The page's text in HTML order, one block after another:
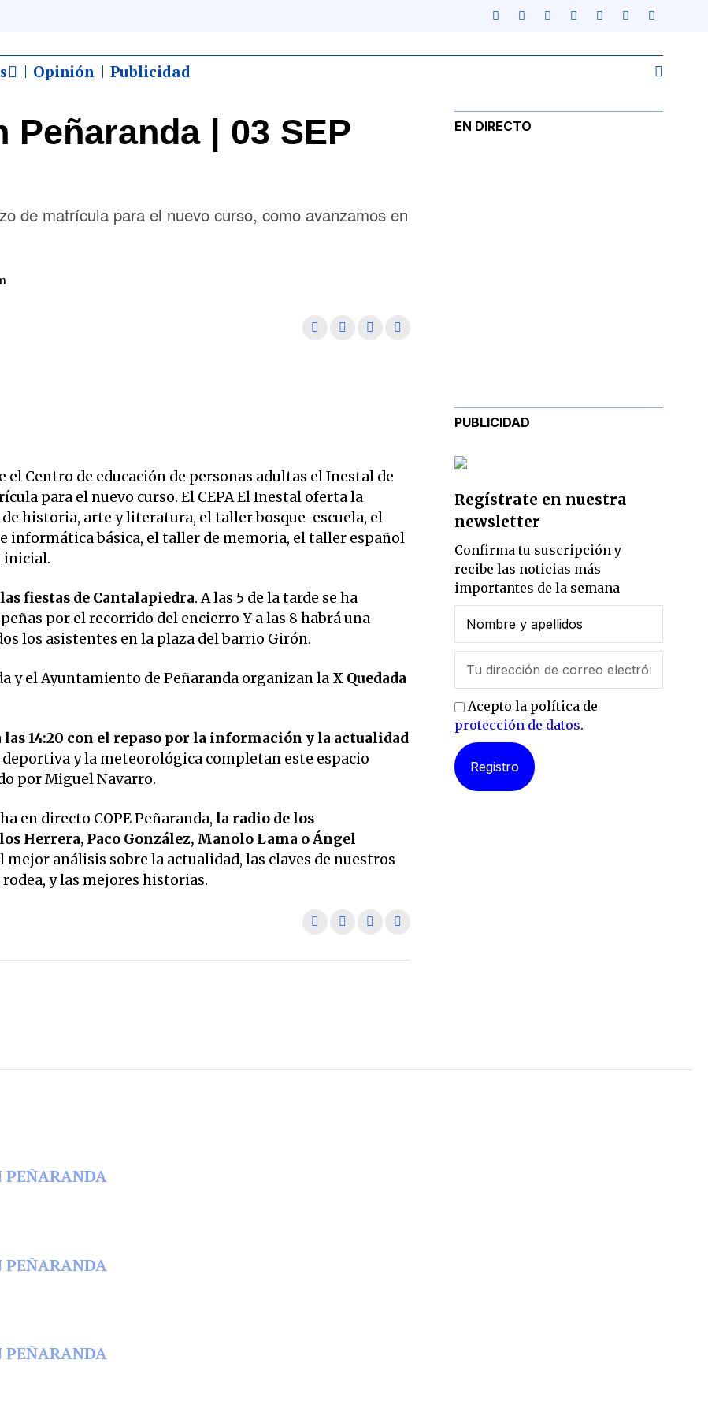
Opinión Publicidad
Peñaranda | 03 SEP
de matrícula para el nuevo curso, como avanzamos en
el Centro de educación de personas adultas el Inestal de
para el nuevo curso. El CEPA El Inestal oferta la
historia, arte y literatura, el taller bosque-escuela, el
informática básica, el taller de memoria, el taller español
inicial.
fiestas de Cantalapiedra. A las 5 de la tarde se ha
por el recorrido del encierro Y a las 8 habrá una
los asistentes en la plaza del barrio Girón.
y el Ayuntamiento de Peñaranda organizan la X Quedada
las 14:20 con el repaso por la información y la actualidad
y la meteorológica completan este espacio
por Miguel Navarro.
en directo COPE Peñaranda, la radio de los
Herrera, Paco González, Manolo Lama o Ángel
mejor análisis sobre la actualidad, las claves de nuestros
y las mejores historias.
EN DIRECTO
PUBLICIDAD
Regístrate en nuestra
newsletter
Confirma tu suscripción y
recibe las noticias más
importantes de la semana
Acepto la política de
protección de datos.
PEÑARANDA
PEÑARANDA
PEÑARANDA